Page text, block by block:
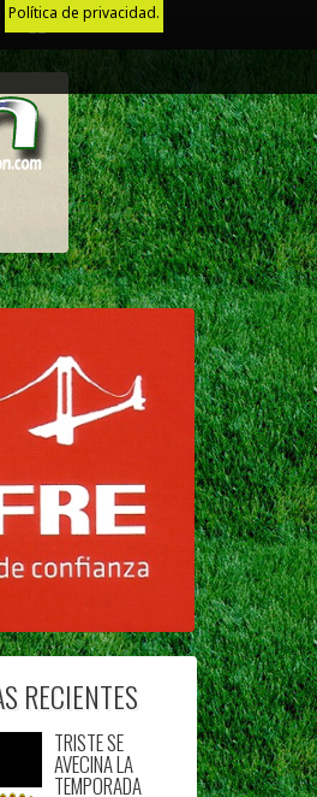
Política de privacidad.
Juego Limpio
RECIENTES
TRISTE SE
AVECINA LA
TEMPORADA